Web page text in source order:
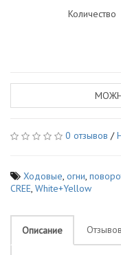
Количество
0 отзывов /
Ходовые, огни,
CREE, White+Yellow
Описание